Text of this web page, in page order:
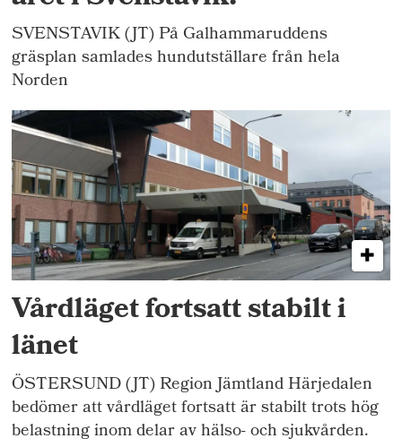
SVENSTAVIK (JT) På Galhammaruddens
gräsplan samlades hundutställare från hela
Norden
Vårdläget fortsatt stabilt i
länet
ÖSTERSUND (JT) Region Jämtland Härjedalen
bedömer att vårdläget fortsatt är stabilt trots hög
belastning inom delar av hälso- och sjukvården.